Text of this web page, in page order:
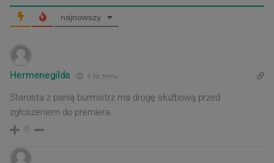
najnowszy
Hermenegilda 6 lat temu
Starosta z panią burmistrz ma drogę służbową przed
zgłoszeniem do premiera.
0